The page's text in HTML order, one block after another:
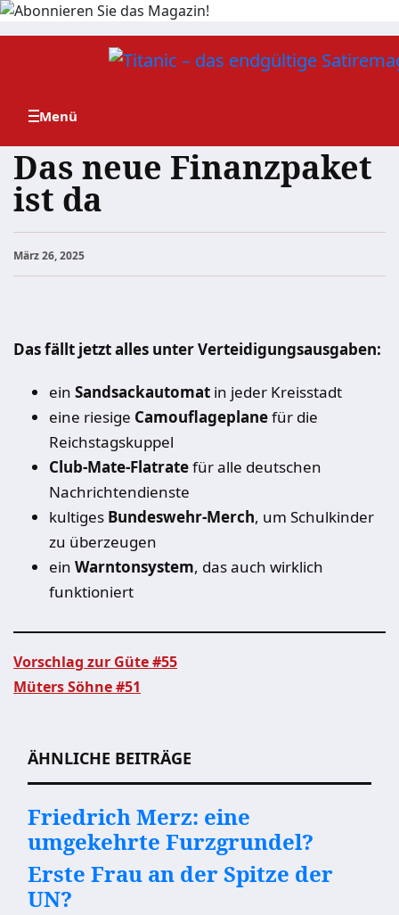
Zum
Das neue Finanzpaket
ist da
März 26, 2025
Das fällt jetzt alles unter Verteidigungsausgaben:
ein Sandsackautomat in jeder Kreisstadt
eine riesige Camouflageplanefür die
Reichstagskuppel
Club-Mate-Flatratefür alle deutschen
Nachrichtendienste
kultiges Bundeswehr-Merch, um Schulkinder
zu überzeugen
ein Warntonsystem, das auch wirklich
funktioniert
Vorschlag zur Güte #55
Müters Söhne #51
ÄHNLICHE BEITRÄGE
Friedrich Merz: eine
umgekehrte Furzgrundel?
Erste Frau an der Spitze der
UN?